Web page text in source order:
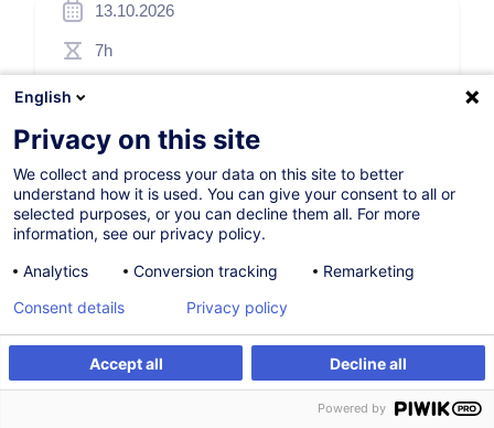
S'inscrire Formation sur mesure
13.10.2026
7h
Cours du jour
French / Français
001507
S'inscrire
Formation sur mesure
English
Privacy on this site
We collect and process your data on this site to better
understand how it is used. You can give your consent to all or
selected purposes, or you can decline them all. For more
information, see our privacy policy.
Analytics
Conversion tracking Remarketing
Accept all Decline all
Consent details Privacy policy
Powered by